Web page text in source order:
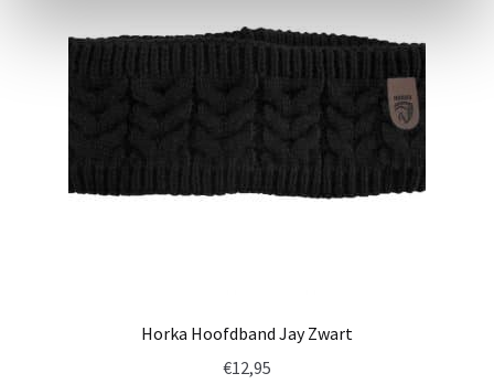
gekozen
de
productpagina
Horka Hoofdband Jay Zwart
€12,95